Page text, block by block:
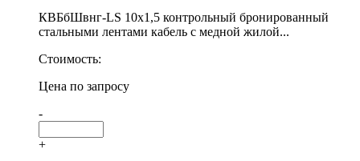
КВБбШвнг-LS 10х1,5 контрольный бронированный
стальными лентами кабель с медной жилой...
Стоимость:
Цена по запросу
-
+